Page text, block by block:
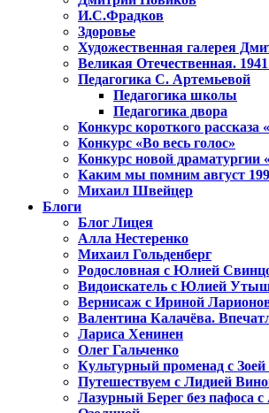
И.С.Фрадков
Здоровье
Художественная галерея
Великая Отечественная.
Педагогика С. Артемьевой
Педагогика школы
Педагогика двора
Конкурс короткого рассказа
Конкурс «Во весь голос»
Конкурс новой драматургии
Каким мы помним август
Михаил Швейцер
Блоги
Блог Лицея
Алла Нестеренко
Михаил Гольденберг
Родословная с Юлией
Видоискатель с Юлией
Вернисаж с Ириной
Валентина Калачёва.
Лариса Хенинен
Олег Гальченко
Культурный променад с
Путешествуем с Лидией
Лазурный Берег без пафоса